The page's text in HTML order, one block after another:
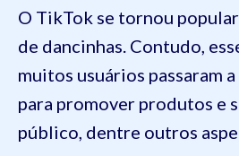
O TikTok se tornou
de dancinhas. Contudo,
muitos usuários passaram
para promover produtos e
público, dentre outros